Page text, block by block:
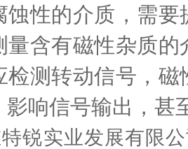
蚀性的介质，需
量含有磁性杂质
检测转动信号，
影响信号输出，甚
特锐实业发展有限